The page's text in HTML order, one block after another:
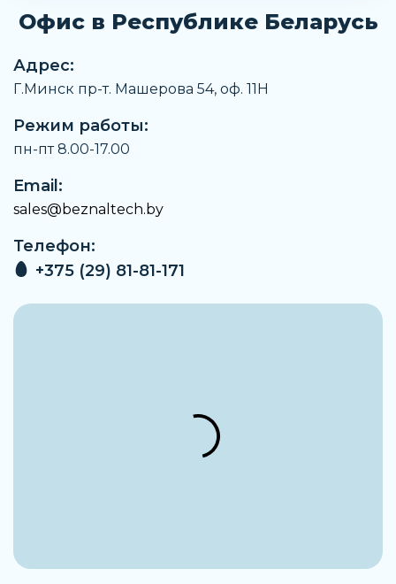
Температура окружающей среды
Сопротивление коррозии
2 - Средняя стойкость к коррозии
Артикул
533633
Производитель
PA (Полиамид)
Размер
2
Офис в Республике Беларусь
Адрес:
Г.Минск пр-т. Машерова 54, оф. 11H
Режим работы:
пн-пт 8.00-17.00
Email:
sales@beznaltech.by
Телефон:
+375 (29) 81-81-171